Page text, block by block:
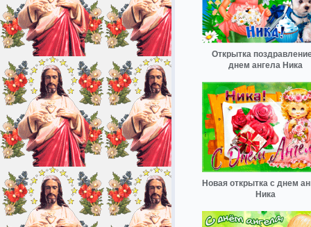
Открытка
днем ангела Ника
Новая открытка с днем
Ника